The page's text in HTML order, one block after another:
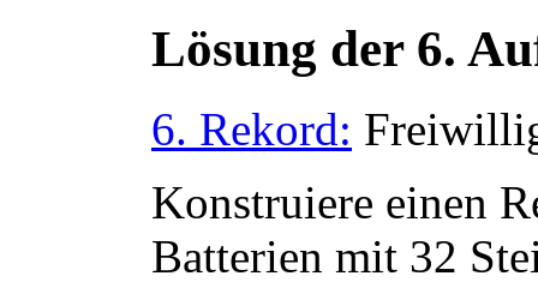
Lösung der 6.
6. Rekord:
Konstruiere einen
Batterien mit 32